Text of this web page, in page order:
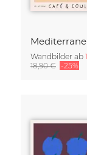
Wandbilder ab
18,90 € -25%